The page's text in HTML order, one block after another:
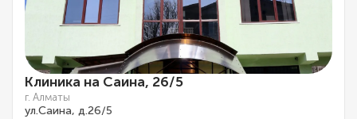
Клиника на Саина, 26/5
г. Алматы
ул.Саина, д.26/5